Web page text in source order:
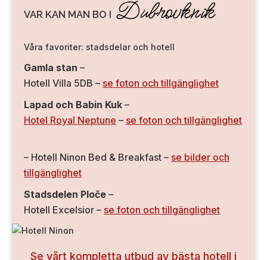
VAR KAN MAN BO I Dubrovknik
Våra favoriter: stadsdelar och hotell
Gamla stan –
Hotell Villa 5DB – se foton och tillgänglighet
Lapad och Babin Kuk –
Hotel Royal Neptune – se foton och tillgänglighet
– Hotell Ninon Bed & Breakfast – se bilder och
tillgänglighet
Stadsdelen Ploče –
Hotell Excelsior – se foton och tillgänglighet
Se vårt kompletta utbud av bästa hotell i